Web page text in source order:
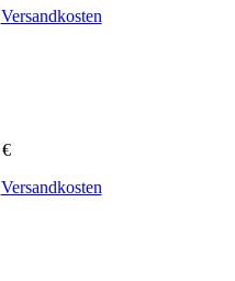
Versandkosten
€
Versandkosten